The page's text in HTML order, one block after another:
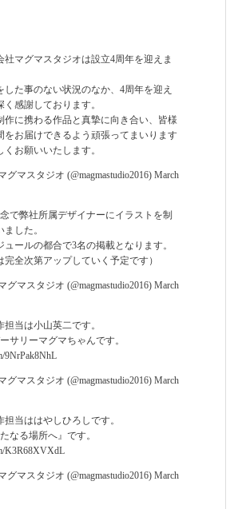
社マグマスタジオは設立4周年を迎えま
した事のない状況のなか、4周年を迎え
く感謝しております。
作に携わる作品と真摯に向き合い、皆様
をお届けできるよう頑張ってまいります
お願いいたします。
マスタジオ (@magmastudio2016) March
で弊社所属デザイナーにイラストを制
した。
ュールの都合で3名の掲載となります。
完全次第アップしていく予定です）
マスタジオ (@magmastudio2016) March
担当は小山英二です。
サリーマグマちゃんです。
9NrPak8NhL
マスタジオ (@magmastudio2016) March
担当ははやしひろしです。
なる場所へ』です。
K3R68XVXdL
マスタジオ (@magmastudio2016) March